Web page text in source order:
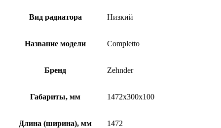
Вид радиатора Низкий
Название модели Completto
Бренд Zehnder
Габариты, мм 1472x300x100
Длина (ширина), мм 1472